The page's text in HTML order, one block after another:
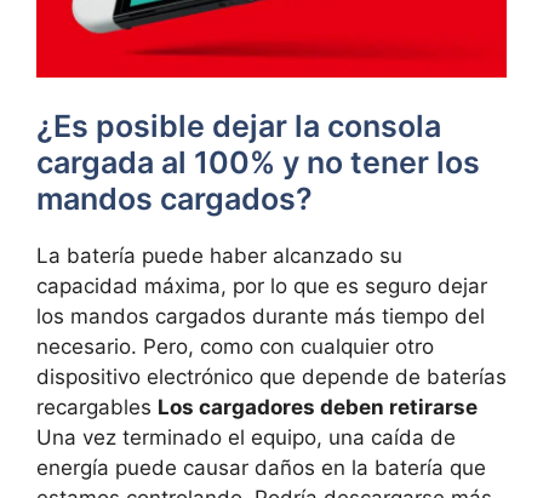
¿Es posible dejar la consola
cargada al 100% y no tener los
mandos cargados?
La batería puede haber alcanzado su
capacidad máxima, por lo que es seguro dejar
los mandos cargados durante más tiempo del
necesario. Pero, como con cualquier otro
dispositivo electrónico que depende de baterías
recargables Los cargadores deben retirarse
Una vez terminado el equipo, una caída de
energía puede causar daños en la batería que